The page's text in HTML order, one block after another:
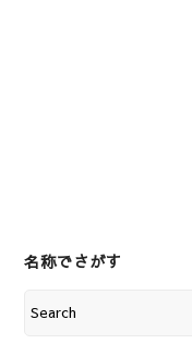
名称でさがす